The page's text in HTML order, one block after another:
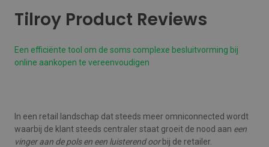
Tilroy Product Reviews
Een efficiënte tool om de soms complexe besluitvorming bij
online aankopen te vereenvoudigen
In een retail landschap dat steeds meer omniconnected wordt
waarbij de klant steeds centraler staat groeit de nood aan een
vinger aan de pols en een luisterend oorbij de retailer.